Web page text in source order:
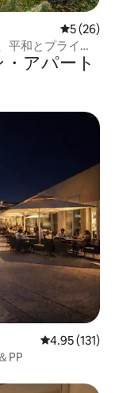
レビュー
5 (26)
平和とプライバ
アパート
レビュー131
4.95 (131)
PP